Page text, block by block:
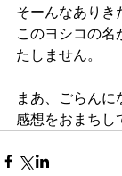
そーんなありき
このヨシコの名
たしません。
まあ、ごらんに
感想をおまち